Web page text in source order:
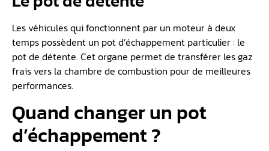
Les véhicules qui fonctionnent par un moteur à deux
temps possèdent un pot d’échappement particulier : le
pot de détente. Cet organe permet de transférer les gaz
frais vers la chambre de combustion pour de meilleures
performances.
Quand changer un pot
d’échappement ?